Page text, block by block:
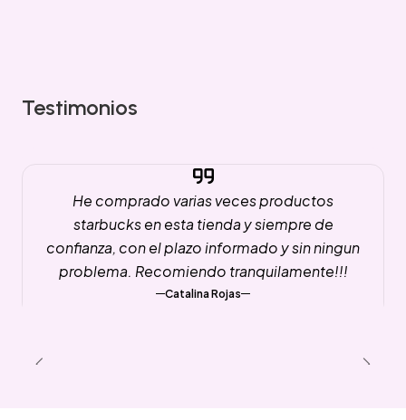
Testimonios
He comprado varias veces productos
starbucks en esta tienda y siempre de
confianza, con el plazo informado y sin ningun
problema. Recomiendo tranquilamente!!!
Catalina Rojas